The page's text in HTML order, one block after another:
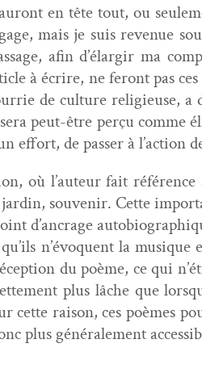
en tête tout, ou
mais je suis rev­enue
afin d’élargir ma
à écrire, ne fer­ont pas
de cul­ture religieuse, a
peut-être perçu
effort, de pass­er à l’action
où l’auteur fait
sou­venir. Cette
d’ancrage
n’évoquent la
du poème, ce qui
plus lâche que
cette rai­son, ces poèmes
plus générale­ment